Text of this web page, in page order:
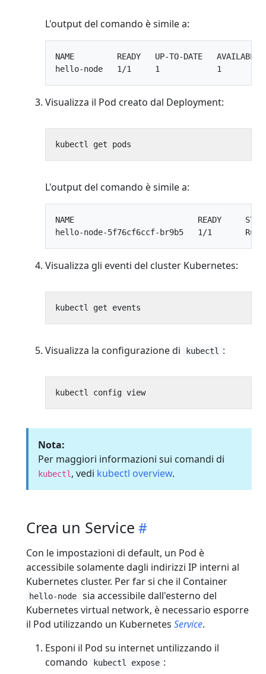
L'output del comando è simile a:
NAME         READY   UP-TO-DATE   AVAILABLE
Visualizza il Pod creato dal Deployment:
L'output del comando è simile a:
NAME                          READY     STATUS
Visualizza gli eventi del cluster Kubernetes:
Visualizza la configurazione di kubectl :
Nota:
Per maggiori informazioni sui comandi di
kubectl , vedi kubectl overview.
Crea un Service
Con le impostazioni di default, un Pod è
accessibile solamente dagli indirizzi IP interni al
Kubernetes cluster. Per far si che il Container
hello-node
sia accessibile dall'esterno del
Kubernetes virtual network, è necessario esporre
il Pod utilizzando un Kubernetes Service.
Esponi il Pod su internet untilizzando il
comando
kubectl expose :